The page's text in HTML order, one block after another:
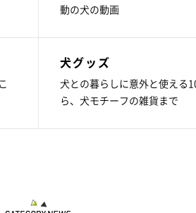
動の犬の動画
犬グッズ
犬との暮らしに意外と使える
ら、犬モチーフの雑貨まで